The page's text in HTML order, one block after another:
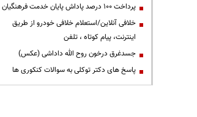
پرداخت ۱۰۰ درصد پاداش پایان خدمت فرهنگیان
خلافی آنلاین/استعلام خلافی خودرو از طریق
اینترنت، پیام کوتاه ، تلفن
جسدغرق درخون روح الله داداشی (عکس)
پاسخ های دکتر توکلی به سوالات کنکوری ها